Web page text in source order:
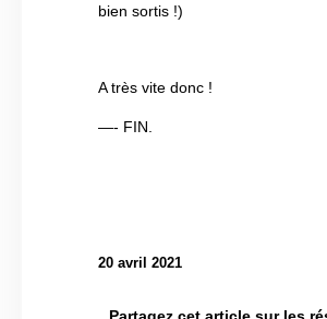
bien sortis !)
A très vite donc !
—- FIN.
20 avril 2021